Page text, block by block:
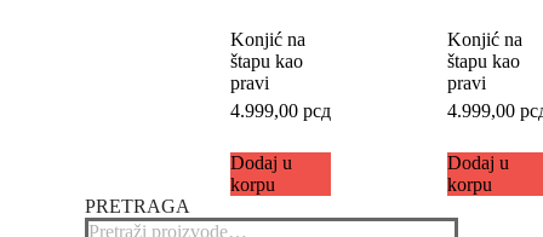
Konjić na
štapu kao
pravi
4.999,00 рсд
Dodaj u
korpu
Konjić na
štapu kao
pravi
4.999,00
Dodaj u
korpu
PRETRAGA